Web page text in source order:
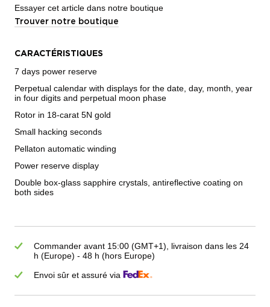
Essayer cet article dans notre boutique
Trouver notre boutique
CARACTÉRISTIQUES
7 days power reserve
Perpetual calendar with displays for the date, day, month, year
in four digits and perpetual moon phase
Rotor in 18-carat 5N gold
Small hacking seconds
Pellaton automatic winding
Power reserve display
Double box-glass sapphire crystals, antireflective coating on
both sides
Commander avant 15:00 (GMT+1), livraison dans les 24
h (Europe) - 48 h (hors Europe)
Envoi sûr et assuré via